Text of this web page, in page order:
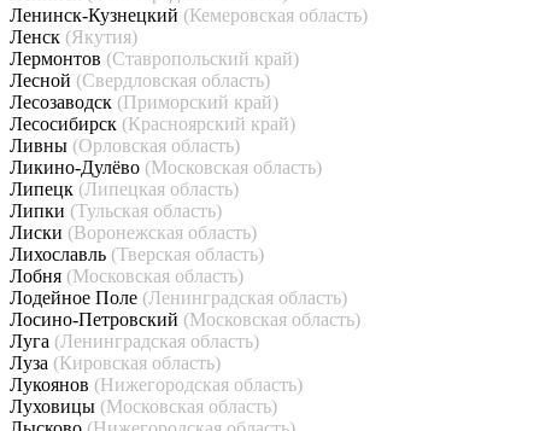
Ленинск-Кузнецкий (Кемеровская область)
Ленск (Якутия)
Лермонтов (Ставропольский край)
Лесной (Свердловская область)
Лесозаводск (Приморский край)
Лесосибирск (Красноярский край)
Ливны (Орловская область)
Ликино-Дулёво (Московская область)
Липецк (Липецкая область)
Липки (Тульская область)
Лиски (Воронежская область)
Лихославль (Тверская область)
Лобня (Московская область)
Лодейное Поле (Ленинградская область)
Лосино-Петровский (Московская область)
Луга (Ленинградская область)
Луза (Кировская область)
Лукоянов (Нижегородская область)
Луховицы (Московская область)